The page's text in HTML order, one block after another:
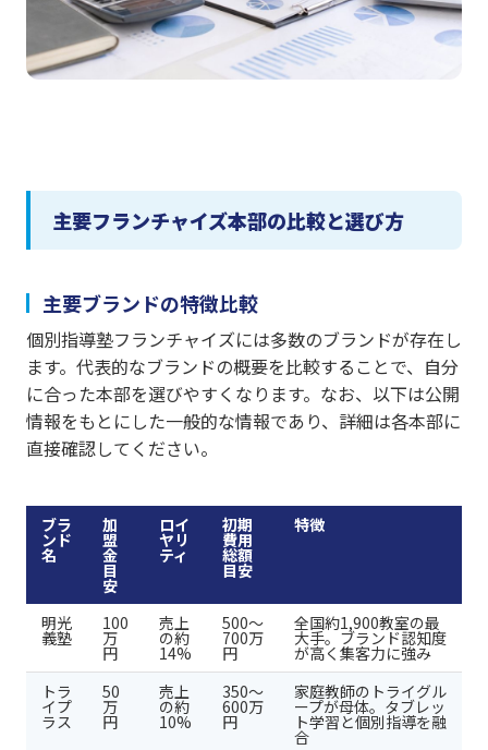
主要フランチャイズ本部の比較と選び方
主要ブランドの特徴比較
個別指導塾フランチャイズには多数のブランドが存在し
ます。代表的なブランドの概要を比較することで、自分
に合った本部を選びやすくなります。なお、以下は公開
情報をもとにした一般的な情報であり、詳細は各本部に
直接確認してください。
ブラ
ンド
名
加
盟
金
目
安
ロイ
ヤリ
ティ
初期
費用
総額
目安
特徴
明光
義塾
100
万
円
売上
の約
14%
500〜
700万
円
全国約1,900教室の最
大手。ブランド認知度
が高く集客力に強み
トラ
イプ
ラス
50
万
円
売上
の約
10%
350〜
600万
円
家庭教師のトライグル
ープが母体。タブレッ
ト学習と個別指導を融
合